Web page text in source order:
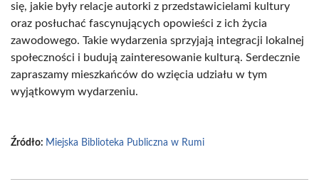
się, jakie były relacje autorki z przedstawicielami kultury
oraz posłuchać fascynujących opowieści z ich życia
zawodowego. Takie wydarzenia sprzyjają integracji lokalnej
społeczności i budują zainteresowanie kulturą. Serdecznie
zapraszamy mieszkańców do wzięcia udziału w tym
wyjątkowym wydarzeniu.
Źródło: Miejska Biblioteka Publiczna w Rumi